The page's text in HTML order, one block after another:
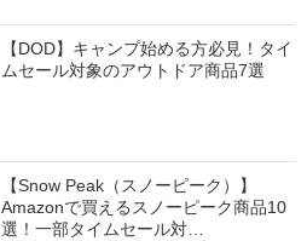
【DOD】キャンプ始める方必見！タイ
ムセール対象のアウトドア商品7選
【Snow Peak（スノーピーク）】
Amazonで買えるスノーピーク商品10
選！一部タイムセール対…